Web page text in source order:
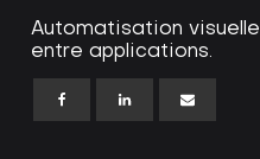
Automatisation
entre applications.